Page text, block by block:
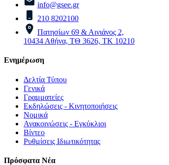
info@gsee.gr
210 8202100
Πατησίων 69 & Αινιάνος 2,
10434 Αθήνα, ΤΘ 3626, ΤΚ 10210
Ενημέρωση
Δελτία Τύπου
Γενικά
Γραμματείες
Εκδηλώσεις - Κινητοποιήσεις
Νομικά
Ανακοινώσεις - Εγκύκλιοι
Βίντεο
Ρυθμίσεις Ιδιωτικότητας
Πρόσφατα Νέα